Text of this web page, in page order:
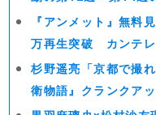
『アンメット』無料
万再生突破 カンテレ
杉野遥亮「京都で撮
衛物語』クランクア